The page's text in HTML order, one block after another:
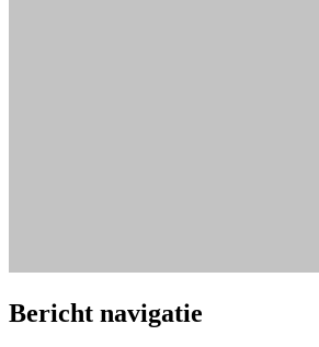
Bericht navigatie